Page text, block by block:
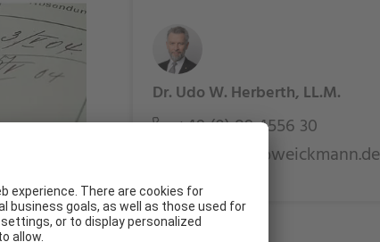
Dr. Udo W. Herberth, LL.M.
+49 (0) 89 4556 30
uherberth@weickmann.de